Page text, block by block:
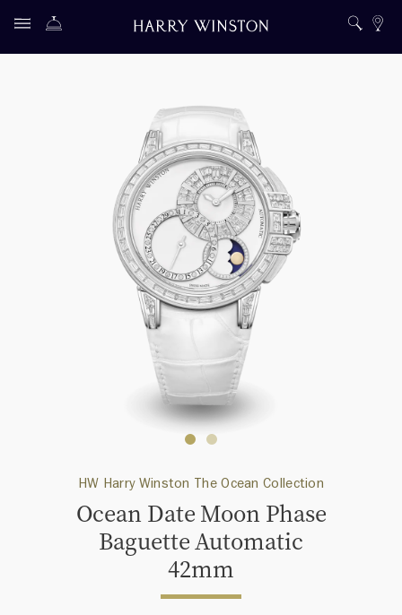
HW Harry Winston The Ocean Collection
Ocean Date Moon Phase
Baguette Automatic
42mm